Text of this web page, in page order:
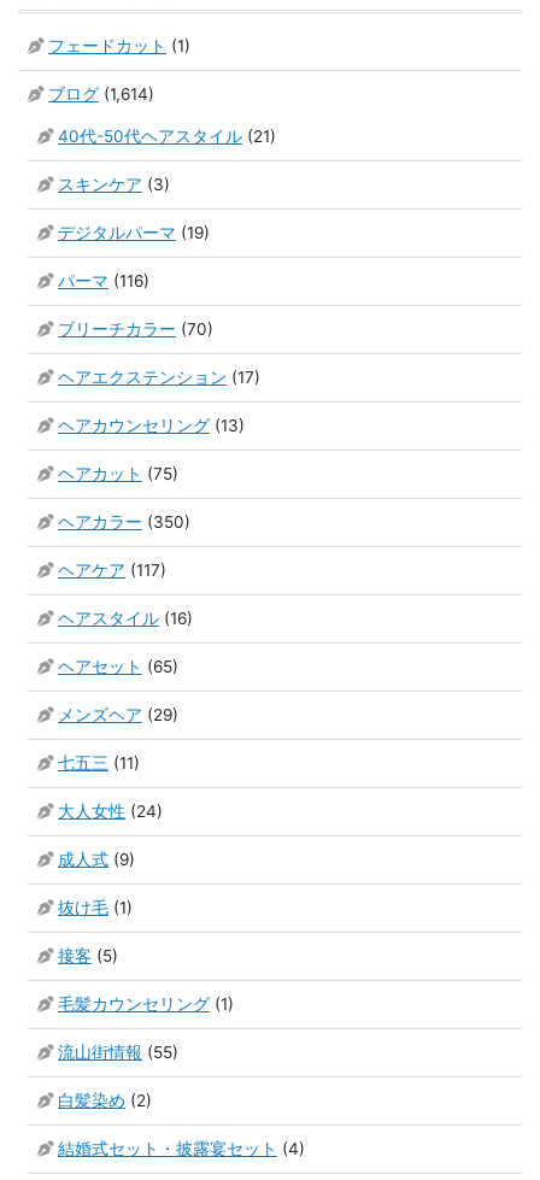
フェードカット (1)
ブログ (1,614)
40代-50代ヘアスタイル (21)
スキンケア (3)
デジタルパーマ (19)
パーマ (116)
ブリーチカラー (70)
ヘアエクステンション (17)
ヘアカウンセリング (13)
ヘアカット (75)
ヘアカラー (350)
ヘアケア (117)
ヘアスタイル (16)
ヘアセット (65)
メンズヘア (29)
七五三 (11)
大人女性 (24)
成人式 (9)
抜け毛 (1)
接客 (5)
毛髪カウンセリング (1)
流山街情報 (55)
白髪染め (2)
結婚式セット・披露宴セット (4)